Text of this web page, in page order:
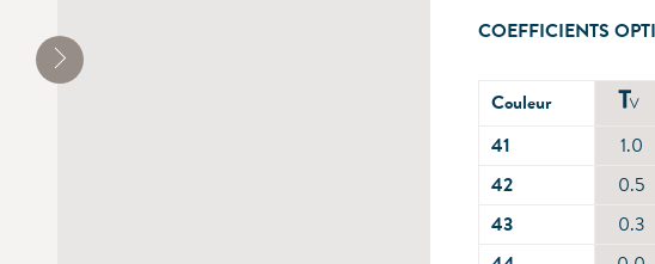
COEFFICIENTS
Couleur
41
1.0
42
0.5
43
0.3